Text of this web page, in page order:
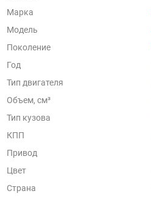
Марка
Модель
Поколение
Год
Тип двигателя
Объем, см³
Тип кузова
КПП
Привод
Цвет
Страна